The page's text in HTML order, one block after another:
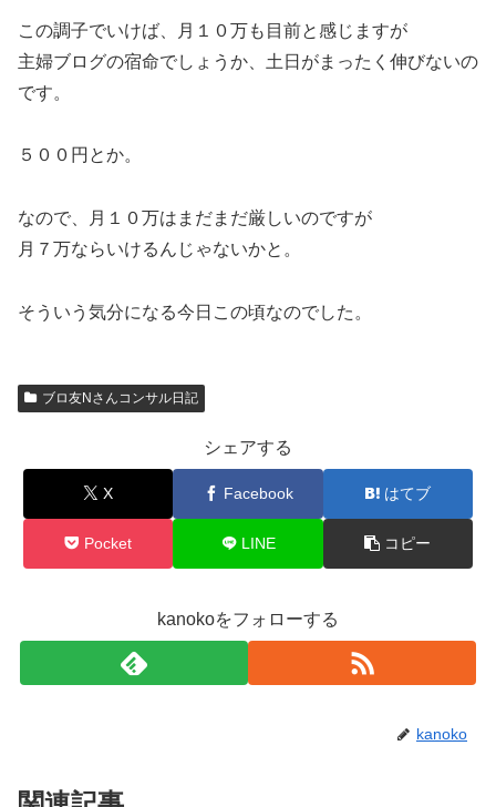
この調子でいけば、月１０万も目前と感じますが
主婦ブログの宿命でしょうか、土日がまったく伸びないの
です。
５００円とか。
なので、月１０万はまだまだ厳しいのですが
月７万ならいけるんじゃないかと。
そういう気分になる今日この頃なのでした。
ブロ友Nさんコンサル日記
シェアする
X Facebook はてブ
Pocket LINE コピー
kanokoをフォローする
kanoko